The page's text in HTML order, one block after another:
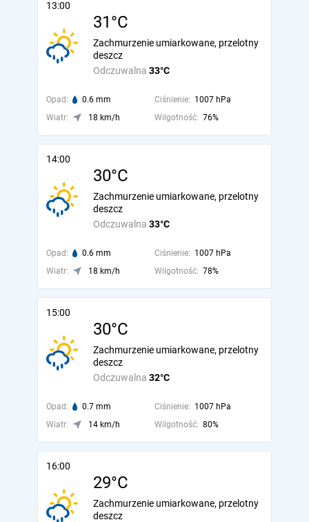
13:00
31°C
Odczuwalna 33°C
Zachmurzenie umiarkowane, przelotny
deszcz
Opad: 0.6 mm Ciśnienie: 1007 hPa
Wiatr:
18 km/h Wilgotność: 76%
14:00
30°C
Odczuwalna 33°C
Zachmurzenie umiarkowane, przelotny
deszcz
Opad: 0.6 mm Ciśnienie: 1007 hPa
Wiatr:
18 km/h Wilgotność: 78%
15:00
30°C
Odczuwalna 32°C
Zachmurzenie umiarkowane, przelotny
deszcz
Opad: 0.7 mm Ciśnienie: 1007 hPa
Wiatr:
14 km/h Wilgotność: 80%
16:00
29°C
Zachmurzenie umiarkowane, przelotny
deszcz